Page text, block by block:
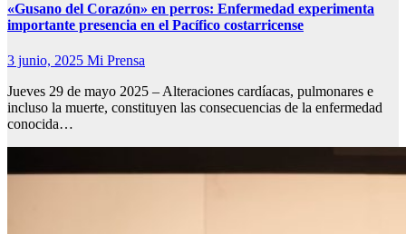
«Gusano del Corazón» en perros: Enfermedad experimenta
importante presencia en el Pacífico costarricense
3 junio, 2025 Mi Prensa
Jueves 29 de mayo 2025 – Alteraciones cardíacas, pulmonares e
incluso la muerte, constituyen las consecuencias de la enfermedad
conocida…